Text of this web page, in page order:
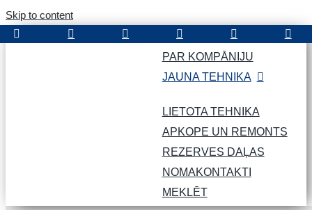
Skip to content
PAR KOMPĀNIJU
JAUNA TEHNIKA
LIETOTA TEHNIKA
APKOPE UN REMONTS
REZERVES DAĻAS
NOMAKONTAKTI
MEKLĒT